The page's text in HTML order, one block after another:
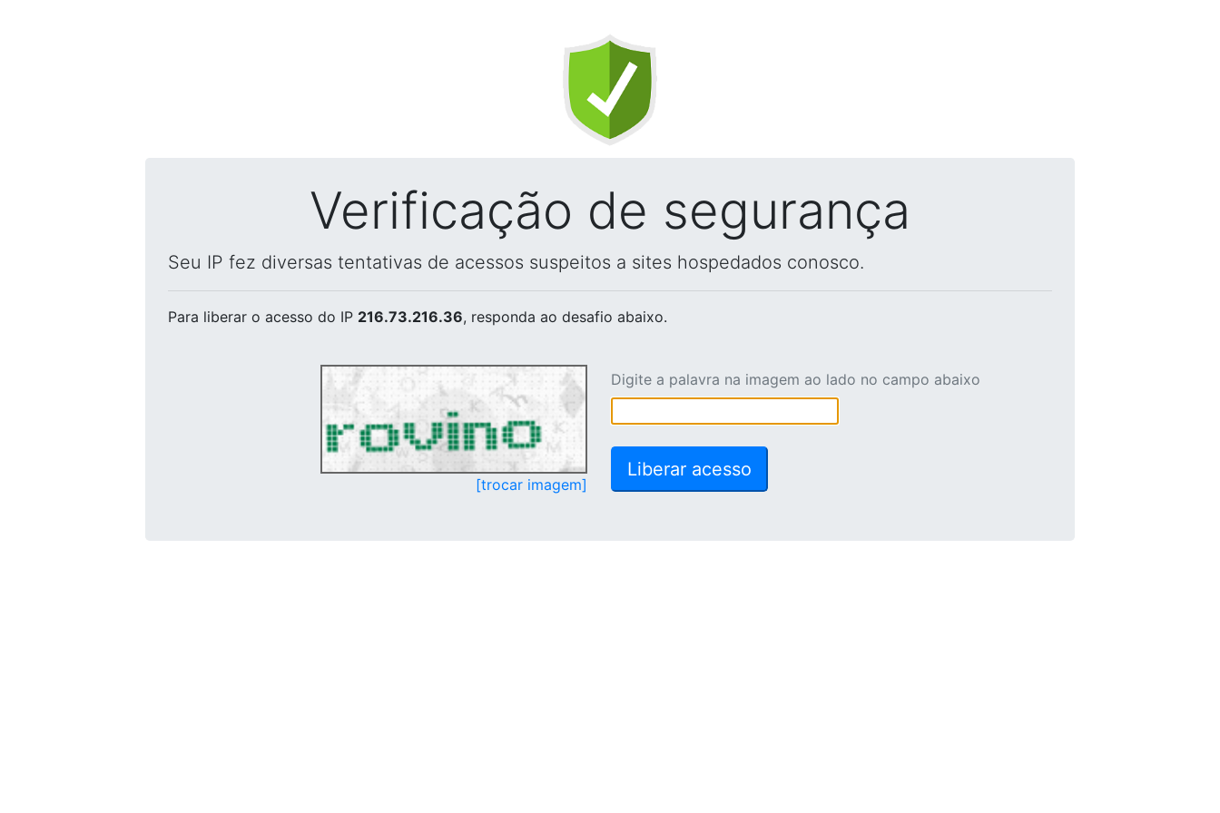
Verificação de segurança
Seu IP fez diversas tentativas de acessos suspeitos a sites hospedados conosco.
Para liberar o acesso do IP 216.73.216.36, responda ao desafio abaixo.
[trocar imagem]
Digite a palavra na imagem ao lado no campo abaixo